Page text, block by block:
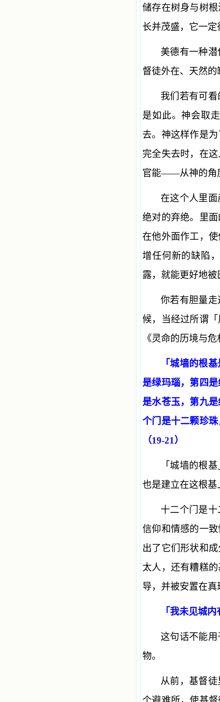
储存在树身与树
长并茂盛，它一
美德有一种
督徒外在、天然
我们若有可
是如此。神会取
去。神这样作是
完全失去时，在
官能——从神的角
在这个人里
绝对的弃绝。里
在他外面作工，
增任何新的缺陷
露，就能更好地被
你若有胆量
候，当经过所谓
《灵命的历境与
「城墙的根
是绿玛瑙，第四
是水苍玉，第九
个门是十二颗珍
（19-21）
「城墙的根
也是建立在这根
十二个门是
信仰和情感的一
出了它们形状和
太人，还有糟糕
导，并被安置在真
「我未见城
这句话不能
物。
从前，基督